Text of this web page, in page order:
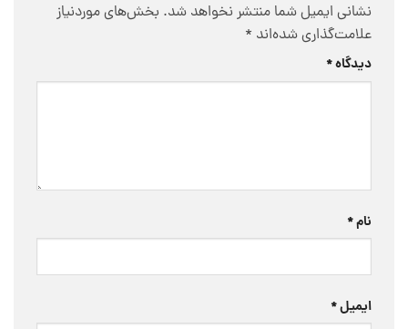
نشانی ایمیل شما منتشر نخواهد شد. بخش‌های موردنیاز
علامت‌گذاری شده‌اند *
دیدگاه*
نام*
ایمیل*